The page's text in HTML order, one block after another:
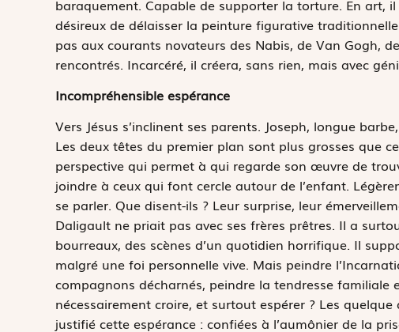
baraquement. Capable de supporter la torture. En art,
désireux de délaisser la peinture figurative
pas aux courants novateurs des Nabis, de Van Gogh,
rencontrés. Incarcéré, il créera, sans rien, mais avec
Incompréhensible espérance
Vers Jésus s’inclinent ses parents. Joseph, longue
Les deux têtes du premier plan sont plus grosses que
perspective qui permet à qui regarde son œuvre de
joindre à ceux qui font cercle autour de l’enfant.
se parler. Que disent-ils ? Leur surprise, leur
Daligault ne priait pas avec ses frères prêtres. Il a
bourreaux, des scènes d’un quotidien horrifique. Il
malgré une foi personnelle vive. Mais peindre
compagnons décharnés, peindre la tendresse familiale
nécessairement croire, et surtout espérer ? Les
justifié cette espérance : confiées à l’aumônier de la